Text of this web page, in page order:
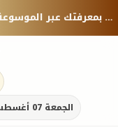
منصة معرفية موثوقة — شارك بمعرفتك عبر الموسوعة العالمية كيوبيديا.
الجمعة 07 أغسطس 2026